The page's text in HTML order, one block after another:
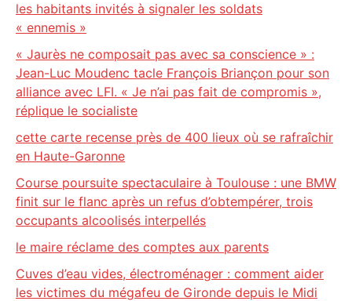
les habitants invités à signaler les soldats
« ennemis »
« Jaurès ne composait pas avec sa conscience » :
Jean-Luc Moudenc tacle François Briançon pour son
alliance avec LFI. « Je n’ai pas fait de compromis »,
réplique le socialiste
cette carte recense près de 400 lieux où se rafraîchir
en Haute-Garonne
Course poursuite spectaculaire à Toulouse : une BMW
finit sur le flanc après un refus d’obtempérer, trois
occupants alcoolisés interpellés
le maire réclame des comptes aux parents
Cuves d’eau vides, électroménager : comment aider
les victimes du mégafeu de Gironde depuis le Midi